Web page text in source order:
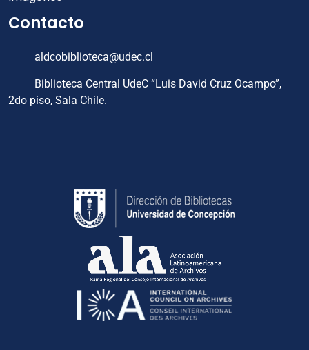
Contacto
aldcobiblioteca@udec.cl
Biblioteca Central UdeC “Luis David Cruz Ocampo”,
2do piso, Sala Chile.